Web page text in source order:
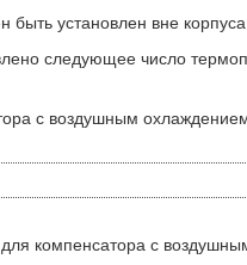
установлен вне
следующее число
с воздушным
компенсатора с